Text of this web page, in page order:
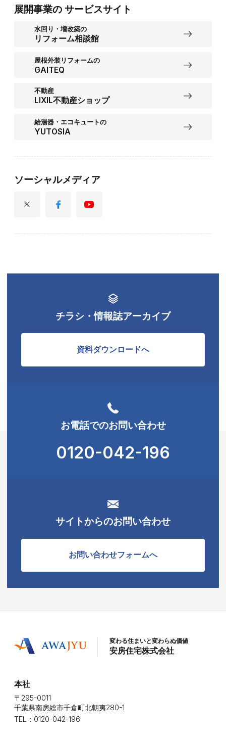
展開事業の サービスサイト
水回り・増改築の
リフォーム相談館
屋根外装リフォームの
GAITEQ
不動産
LIXIL不動産ショップ
給湯器・エコキュートの
YUTOSIA
ソーシャルメディア
チラシ・情報誌アーカイブ
資料ダウンロードへ
お電話でのお問い合わせ
0120-042-196
サイトからのお問い合わせ
お問い合わせフォームへ
変わる住まいと変わらぬ価値
安房住宅株式会社
本社
〒295-0011
千葉県南房総市千倉町北朝夷280-1
TEL：0120-042-196